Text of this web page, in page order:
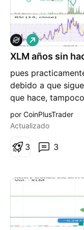
mercado cripto
XLM años sin
pues
debido a que
que hace,
movimiento, ya
son las mismas
felices. no mucho
L
a
r
o
por CoinPlusTrader
Actualizado
3
3